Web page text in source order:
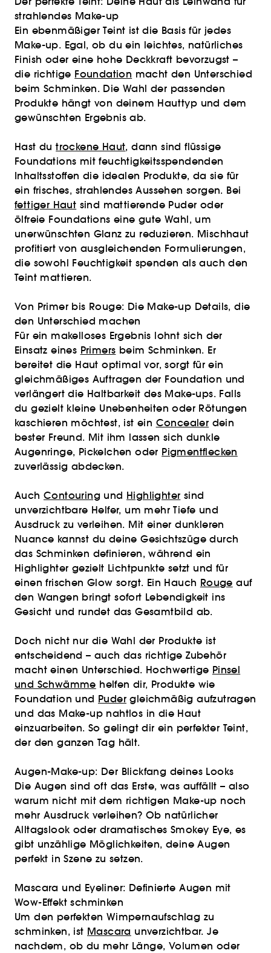
strahlendes Make-up
Ein ebenmäßiger Teint ist die Basis für jedes
Make-up. Egal, ob du ein leichtes, natürliches
Finish oder eine hohe Deckkraft bevorzugst –
die richtige Foundation macht den Unterschied
beim Schminken. Die Wahl der passenden
Produkte hängt von deinem Hauttyp und dem
gewünschten Ergebnis ab.
Hast dutrockene Haut, dann sind flüssige
Foundations mit feuchtigkeitsspendenden
Inhaltsstoffen die idealen Produkte, da sie für
ein frisches, strahlendes Aussehen sorgen. Bei
fettiger Haut sind mattierende Puder oder
ölfreie Foundations eine gute Wahl, um
unerwünschten Glanz zu reduzieren. Mischhaut
profitiert von ausgleichenden Formulierungen,
die sowohl Feuchtigkeit spenden als auch den
Teint mattieren.
Von Primer bis Rouge: Die Make-up Details, die
den Unterschied machen
Für ein makelloses Ergebnis lohnt sich der
Einsatz eines Primers beim Schminken. Er
bereitet die Haut optimal vor, sorgt für ein
gleichmäßiges Auftragen der Foundation und
verlängert die Haltbarkeit des Make-ups. Falls
du gezielt kleine Unebenheiten oder Rötungen
kaschieren möchtest, ist ein Concealer dein
bester Freund. Mit ihm lassen sich dunkle
Augenringe, Pickelchen oder Pigmentflecken
zuverlässig abdecken.
Auch Contouring und Highlighter sind
unverzichtbare Helfer, um mehr Tiefe und
Ausdruck zu verleihen. Mit einer dunkleren
Nuance kannst du deine Gesichtszüge durch
das Schminken definieren, während ein
Highlighter gezielt Lichtpunkte setzt und für
einen frischen Glow sorgt. Ein Hauch Rouge auf
den Wangen bringt sofort Lebendigkeit ins
Gesicht und rundet das Gesamtbild ab.
Doch nicht nur die Wahl der Produkte ist
entscheidend – auch das richtige Zubehör
macht einen Unterschied. Hochwertige Pinsel
und Schwämme helfen dir, Produkte wie
Foundation und Puder gleichmäßig aufzutragen
und das Make-up nahtlos in die Haut
einzuarbeiten. So gelingt dir ein perfekter Teint,
der den ganzen Tag hält.
Augen-Make-up: Der Blickfang deines Looks
Die Augen sind oft das Erste, was auffällt – also
warum nicht mit dem richtigen Make-up noch
mehr Ausdruck verleihen? Ob natürlicher
Alltagslook oder dramatisches Smokey Eye, es
gibt unzählige Möglichkeiten, deine Augen
perfekt in Szene zu setzen.
Mascara und Eyeliner: Definierte Augen mit
Wow-Effekt schminken
Um den perfekten Wimpernaufschlag zu
schminken, ist Mascara unverzichtbar. Je
nachdem, ob du mehr Länge, Volumen oder